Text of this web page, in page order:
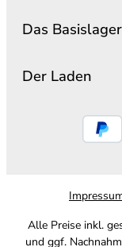
Das Basislager
Der Laden
Alle Preise inkl.
und ggf.